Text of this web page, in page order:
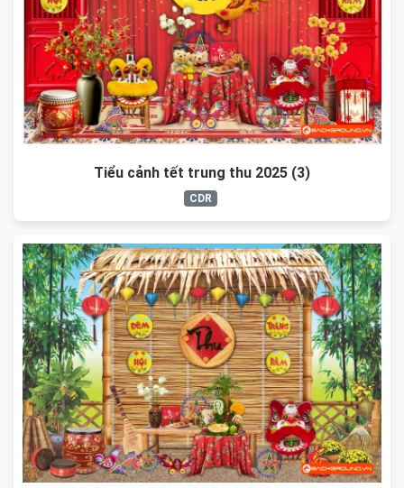
Tiểu cảnh tết trung thu 2025 (3)
CDR